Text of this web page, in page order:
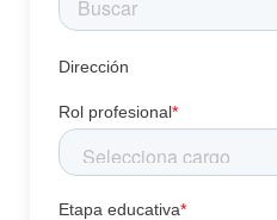
Dirección
Rol profesional*
Etapa educativa*